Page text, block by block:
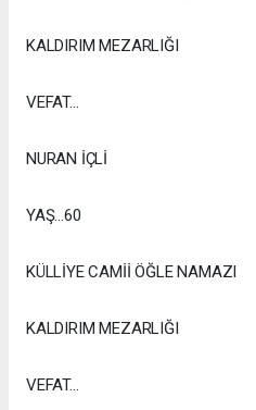
KALDIRIM MEZARLIĞI
VEFAT...
NURAN İÇLİ
YAŞ...60
KÜLLİYE CAMİİ ÖĞLE NAMAZI
KALDIRIM MEZARLIĞI
VEFAT...